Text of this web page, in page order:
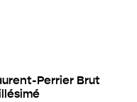
Perrier Brut